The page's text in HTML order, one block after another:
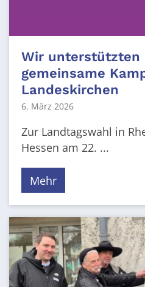
Wir unterstützten
gemeinsame
Landeskirchen
6. März 2026
Zur Landtagswahl in
Hessen am 22. ...
Mehr